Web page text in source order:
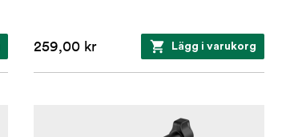
259,00 kr Lägg i varukorg